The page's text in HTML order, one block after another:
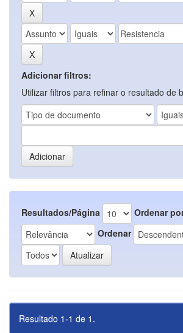
Adicionar filtros:
Utilizar filtros para refinar o resultado de
Resultados/Página
Ordenar
Ordenar
Resultado 1-1 de 1.